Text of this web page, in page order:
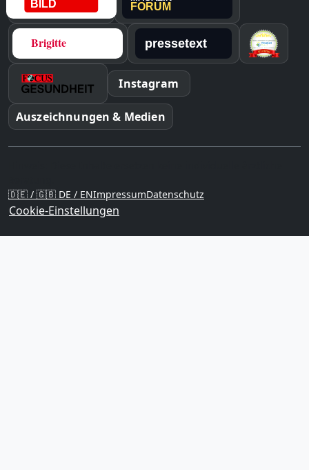
Instagram
Auszeichnungen & Medien
🇩🇪 / 🇬🇧 DE / ENImpressumDatenschutz
Cookie-Einstellungen